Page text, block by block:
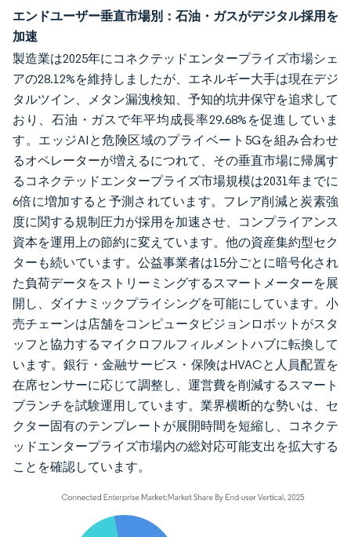
エンドユーザー垂直市場別：石油・ガスがデジタル採用を
加速
製造業は2025年にコネクテッドエンタープライズ市場シェ
アの28.12%を維持しましたが、エネルギー大手は現在デジ
タルツイン、メタン漏洩検知、予知的坑井保守を追求して
おり、石油・ガスで年平均成長率29.68%を促進していま
す。エッジAIと危険区域のプライベート5Gを組み合わせ
るオペレーターが増えるにつれて、その垂直市場に帰属す
るコネクテッドエンタープライズ市場規模は2031年までに
6倍に増加すると予測されています。フレア削減と炭素強
度に関する規制圧力が採用を加速させ、コンプライアンス
資本を運用上の節約に変えています。他の資産集約型セク
ターも続いています。公益事業者は15分ごとに暗号化され
た負荷データをストリーミングするスマートメーターを展
開し、ダイナミックプライシングを可能にしています。小
売チェーンは店舗をコンピュータビジョンロボットがスタ
ッフと協力するマイクロフルフィルメントハブに転換して
います。銀行・金融サービス・保険はHVACと人員配置を
在席センサーに応じて調整し、運営費を削減するスマート
ブランチを試験運用しています。業界横断的な勢いは、セ
クター固有のテンプレートが展開時間を短縮し、コネクテ
ッドエンタープライズ市場内の総対応可能支出を拡大する
ことを確認しています。